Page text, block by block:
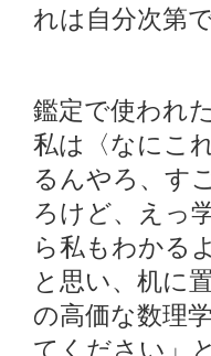
れは自分次第
鑑定で使われ
私は〈なにこ
るんやろ、す
ろけど、えっ
ら私もわかる
と思い、机に
の高価な数理
てください」